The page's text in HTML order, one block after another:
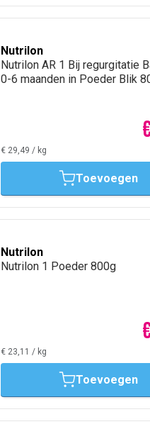
Nutrilon
Nutrilon AR 1 Bij regurgitatie
0-6 maanden in Poeder Blik
€ 29,49 / kg
Toevoegen
Nutrilon
Nutrilon 1 Poeder 800g
€ 23,11 / kg
Toevoegen